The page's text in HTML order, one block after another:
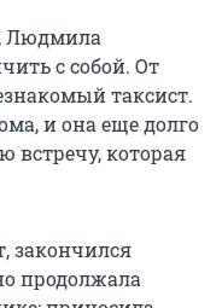
Людмила
с собой. От
таксист.
и она еще долго
встречу, которая
закончился
продолжала